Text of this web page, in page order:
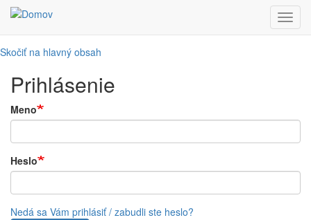
Skočiť na hlavný obsah
Prihlásenie
Meno
Heslo
Nedá sa Vám prihlásiť / zabudli ste heslo?